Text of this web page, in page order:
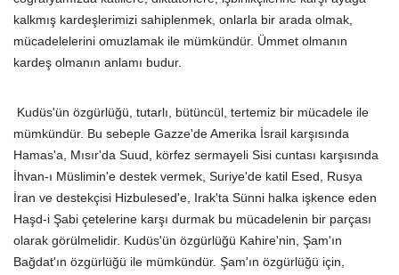
kalkmış kardeşlerimizi sahiplenmek, onlarla bir arada olmak,
mücadelelerini omuzlamak ile mümkündür. Ümmet olmanın
kardeş olmanın anlamı budur.
Kudüs'ün özgürlüğü, tutarlı, bütüncül, tertemiz bir mücadele ile
mümkündür. Bu sebeple Gazze'de Amerika İsrail karşısında
Hamas'a, Mısır'da Suud, körfez sermayeli Sisi cuntası karşısında
İhvan-ı Müslimin'e destek vermek, Suriye'de katil Esed, Rusya
İran ve destekçisi Hizbulesed'e, Irak'ta Sünni halka işkence eden
Haşd-i Şabi çetelerine karşı durmak bu mücadelenin bir parçası
olarak görülmelidir. Kudüs'ün özgürlüğü Kahire'nin, Şam'ın
Bağdat'ın özgürlüğü ile mümkündür. Şam'ın özgürlüğü için,